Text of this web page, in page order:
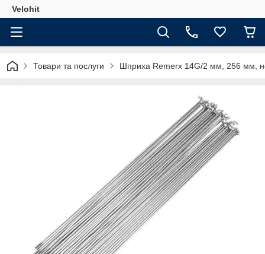
Velohit
Товари та послуги Шприха Remerx 14G/2 мм, 256 мм,